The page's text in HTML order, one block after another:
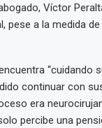
Víctor
pese a la medida
“cuidando
continuar con
era
percibe una